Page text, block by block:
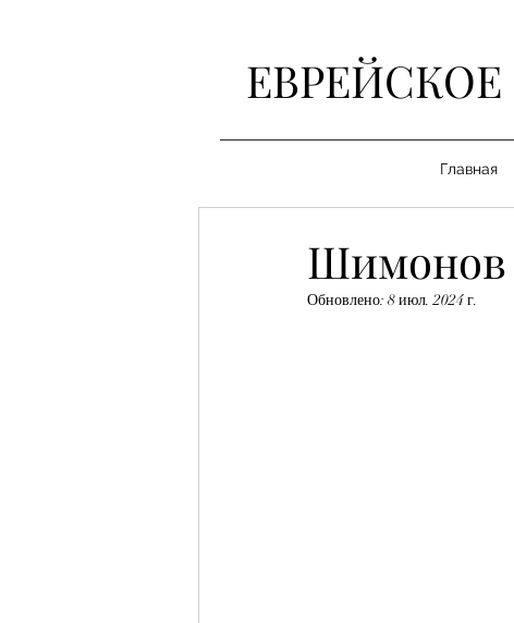
Главная
Шимонов
Обновлено: 8 июл. 2024 г.